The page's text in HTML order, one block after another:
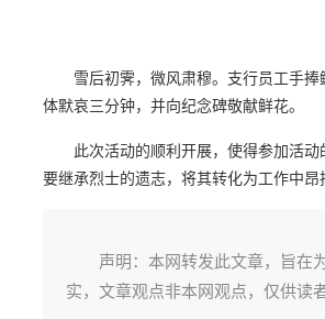
雪后初霁，微风肃穆。支行员工手
体默哀三分钟，并向纪念碑敬献鲜花。
此次活动的顺利开展，使得参加活
要继承烈士的遗志，将其转化为工作中
声明：本网转发此文章，旨在
实，文章观点非本网观点，仅供读者